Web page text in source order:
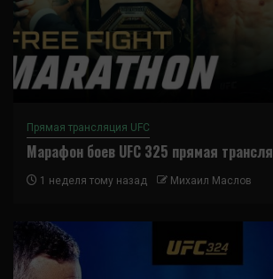
Прямая трансляция UFC
Марафон боев UFC 325 прямая
1 неделя тому назад Михаил Маслов